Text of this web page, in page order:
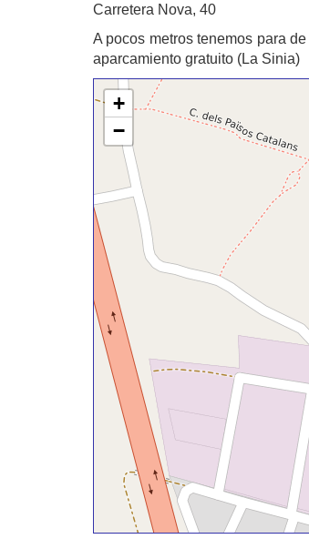
Carretera Nova, 40
A pocos metros tenemos para
aparcamiento gratuito (La Sinia)
+
−